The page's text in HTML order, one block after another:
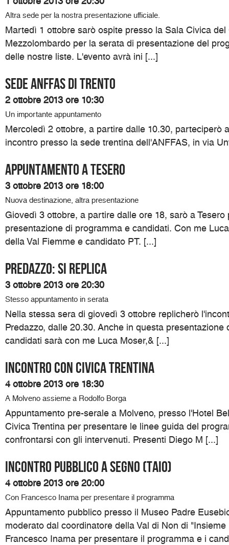
Altra sede per la nostra presentazione ufficiale.
Martedì 1 ottobre sarò ospite presso la Sala Civica del
Mezzolombardo per la serata di presentazione del
delle nostre liste. L'evento avrà ini [...]
Sede ANFFAS di Trento
2 ottobre 2013 ore 10:30
Un importante appuntamento
Mercoledì 2 ottobre, a partire dalle 10.30, parteciperò
incontro presso la sede trentina dell'ANFFAS, in via
Appuntamento a Tesero
3 ottobre 2013 ore 18:00
Nuova destinazione, altra presentazione
Giovedì 3 ottobre, a partire dalle ore 18, sarò a Tesero
presentazione di programma e candidati. Con me
della Val Fiemme e candidato PT. [...]
Predazzo: si replica
3 ottobre 2013 ore 20:30
Stesso appuntamento in serata
Nella stessa sera di giovedì 3 ottobre replicherò
Predazzo, dalle 20.30. Anche in questa presentazione
candidati sarà con me Luca Moser,& [...]
Incontro con Civica Trentina
4 ottobre 2013 ore 18:30
A Molveno assieme a Rodolfo Borga
Appuntamento pre-serale a Molveno, presso l'Hotel
Civica Trentina per presentare le linee guida del
confrontarsi con gli intervenuti. Presenti Diego M [...]
Incontro pubblico a Segno (Taio)
4 ottobre 2013 ore 20:00
Con Francesco Inama per presentare il programma
Appuntamento pubblico presso il Museo Padre
moderato dal coordinatore della Val di Non di
Francesco Inama per presentare il programma e i